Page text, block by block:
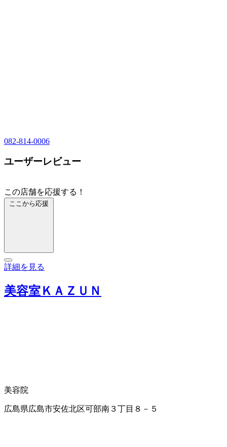
082-814-0006
ユーザーレビュー
この店舗を応援する！
ここから応援
詳細を見る
美容室ＫＡＺＵＮ
美容院
広島県広島市安佐北区可部南３丁目８－５